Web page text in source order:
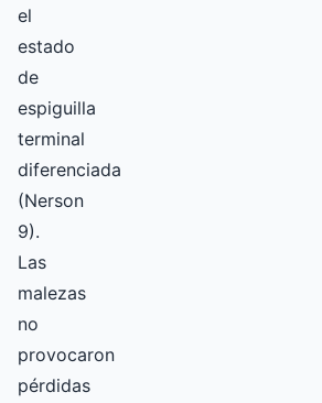
el
estado
de
espiguilla
terminal
diferenciada
(Nerson
9).
Las
malezas
no
provocaron
pérdidas